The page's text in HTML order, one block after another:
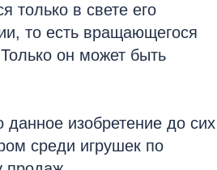
только в свете его
то есть вращающегося
он может быть
данное изобретение до сих
среди игрушек по